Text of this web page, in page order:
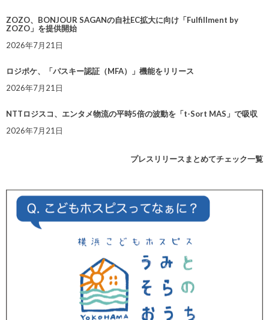
ZOZO、BONJOUR SAGANの自社EC拡大に向け「Fulfillment by
ZOZO」を提供開始
2026年7月21日
ロジポケ、「パスキー認証（MFA）」機能をリリース
2026年7月21日
NTTロジスコ、エンタメ物流の平時5倍の波動を「t-Sort MAS」で吸収
2026年7月21日
プレスリリースまとめてチェック一覧